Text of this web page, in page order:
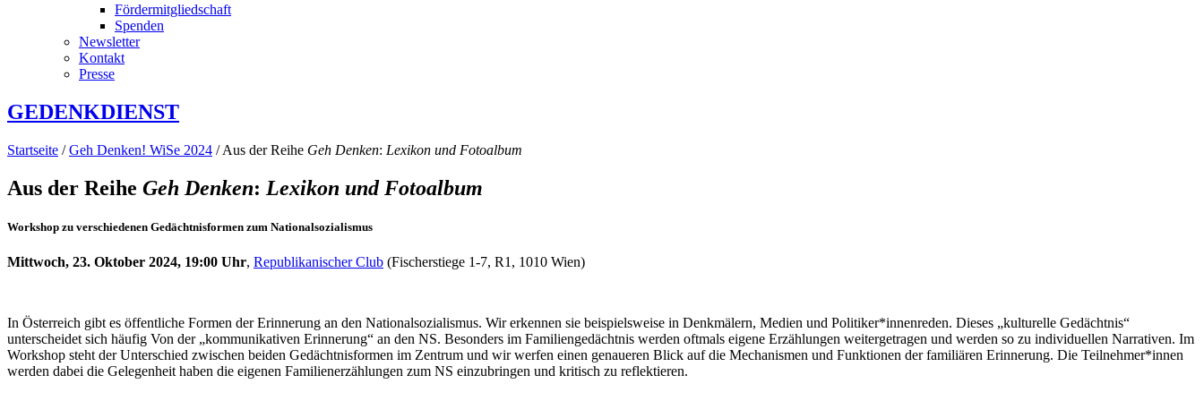
Fördermitgliedschaft
Spenden
Newsletter
Kontakt
Presse
GEDENKDIENST
Startseite /Geh Denken! WiSe 2024 / Aus der Reihe Geh Denken: Lexikon und Fotoalbum
Aus der Reihe Geh Denken: Lexikon und Fotoalbum
Workshop zu verschiedenen Gedächtnisformen zum Nationalsozialismus
Mittwoch, 23. Oktober 2024, 19:00 Uhr, Republikanischer Club (Fischerstiege 1-7, R1, 1010 Wien)
In Österreich gibt es öffentliche Formen der Erinnerung an den Nationalsozialismus. Wir erkennen sie beispielsweise in Denkmälern, Medien und Politiker*innenreden. Dieses „kulturelle Gedächtnis“
unterscheidet sich häufig Von der „kommunikativen Erinnerung“ an den NS. Besonders im Familiengedächtnis werden oftmals eigene Erzählungen weitergetragen und werden so zu individuellen Narrativen. Im
Workshop steht der Unterschied zwischen beiden Gedächtnisformen im Zentrum und wir werfen einen genaueren Blick auf die Mechanismen und Funktionen der familiären Erinnerung. Die Teilnehmer*innen
werden dabei die Gelegenheit haben die eigenen Familienerzählungen zum NS einzubringen und kritisch zu reflektieren.